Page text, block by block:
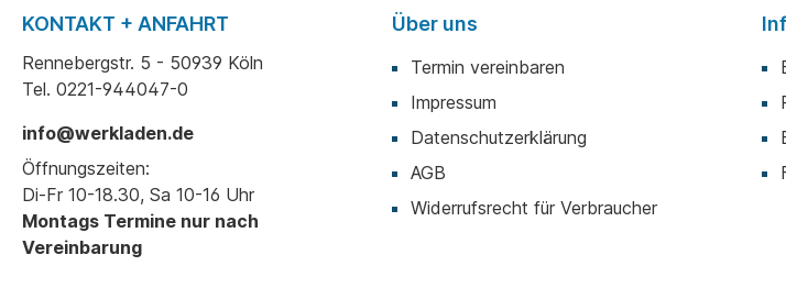
KONTAKT + ANFAHRT
Rennebergstr. 5 - 50939 Köln
Tel. 0221-944047-0
info@werkladen.de
Öffnungszeiten:
Di-Fr 10-18.30, Sa 10-16 Uhr
Montags Termine nur nach
Vereinbarung
Über uns
Termin vereinbaren
Impressum
Datenschutzerklärung
AGB
Widerrufsrecht für Verbraucher